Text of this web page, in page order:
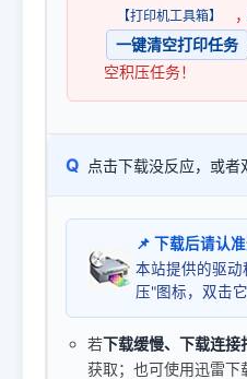
【打印机工具箱】
一键清空打印任务
空积压任务！
Q 点击下载没反应，或者
📌 下载后请认准
本站提供的驱
压"图标，双击
若下载缓慢、下载连接
获取；也可使用迅雷下